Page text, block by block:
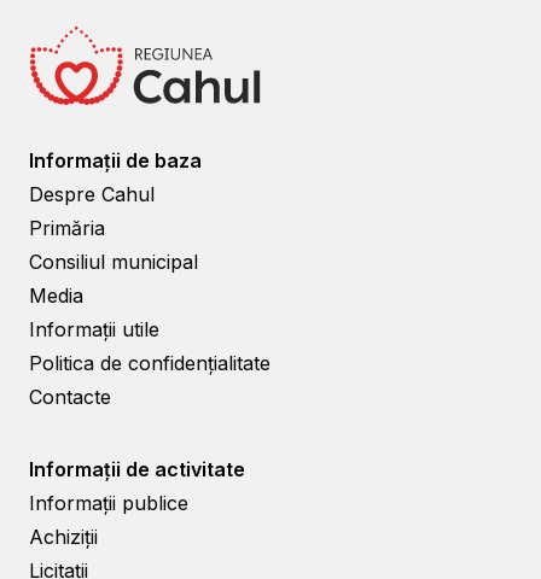
Informații de baza
Despre Cahul
Primăria
Consiliul municipal
Media
Informații utile
Politica de confidențialitate
Contacte
Informații de activitate
Informații publice
Achiziții
Licitații